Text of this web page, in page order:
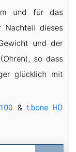
und für das
Nachteil dieses
und der
so dass
glücklich mit
&t.bone HD